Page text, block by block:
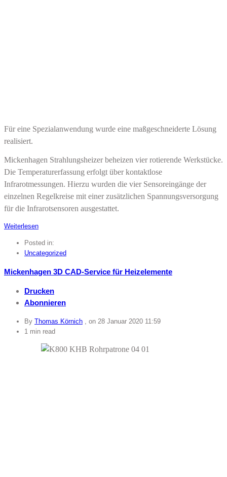
Für eine Spezialanwendung wurde eine maßgeschneiderte Lösung
realisiert.
Mickenhagen Strahlungsheizer beheizen vier rotierende Werkstücke.
Die Temperaturerfassung erfolgt über kontaktlose
Infrarotmessungen. Hierzu wurden die vier Sensoreingänge der
einzelnen Regelkreise mit einer zusätzlichen Spannungsversorgung
für die Infrarotsensoren ausgestattet.
Weiterlesen
Posted in:
Uncategorized
Mickenhagen 3D CAD-Service für Heizelemente
Drucken
Abonnieren
By Thomas Körnich , on 28 Januar 2020 11:59
1 min read